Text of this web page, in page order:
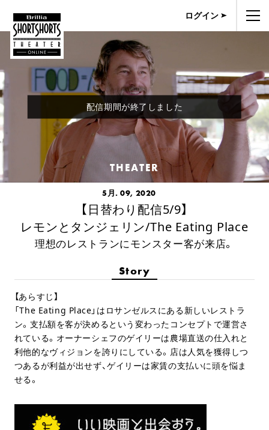
ログイン
配信期間が終了しました
THEATER
5月. 09, 2020
【日替わり配信5/9】
レモンとタンジェリン/The Eating Place
理想のレストランにモンスター客が来店。
Story
【あらすじ】
「The Eating Place」はロサンゼルスにある新しいレストラ
ン。支払額を客が決めるという変わったコンセプトで運営さ
れている。オーナーシェフのゲイリーは農場直送の仕入れと
利他的なヴィジョンを誇りにしている。店は人気を獲得しつ
つあるが利益が出せず、ゲイリーは家賃の支払いに頭を悩ま
せる。